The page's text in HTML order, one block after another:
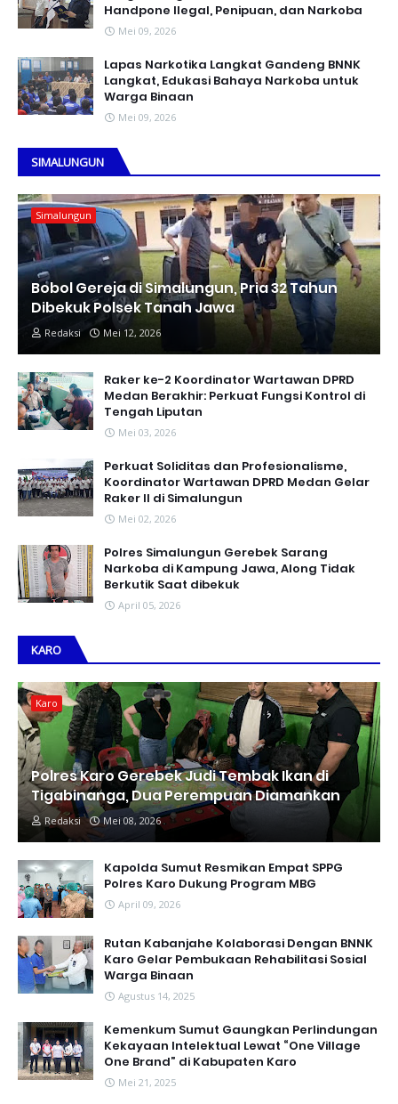
Handpone llegal, Penipuan, dan Narkoba
Mei 09, 2026
Lapas Narkotika Langkat Gandeng BNNK
Langkat, Edukasi Bahaya Narkoba untuk
Warga Binaan
Mei 09, 2026
SIMALUNGUN
Simalungun
Bobol Gereja di Simalungun, Pria 32 Tahun
Dibekuk Polsek Tanah Jawa
Redaksi Mei 12, 2026
Raker ke-2 Koordinator Wartawan DPRD
Medan Berakhir: Perkuat Fungsi Kontrol di
Tengah Liputan
Mei 03, 2026
Perkuat Soliditas dan Profesionalisme,
Koordinator Wartawan DPRD Medan Gelar
Raker II di Simalungun
Mei 02, 2026
Polres Simalungun Gerebek Sarang
Narkoba di Kampung Jawa, Along Tidak
Berkutik Saat dibekuk
April 05, 2026
KARO
Karo
Polres Karo Gerebek Judi Tembak Ikan di
Tigabinanga, Dua Perempuan Diamankan
Redaksi Mei 08, 2026
Kapolda Sumut Resmikan Empat SPPG
Polres Karo Dukung Program MBG
April 09, 2026
Rutan Kabanjahe Kolaborasi Dengan BNNK
Karo Gelar Pembukaan Rehabilitasi Sosial
Warga Binaan
Agustus 14, 2025
Kemenkum Sumut Gaungkan Perlindungan
Kekayaan Intelektual Lewat “One Village
One Brand” di Kabupaten Karo
Mei 21, 2025